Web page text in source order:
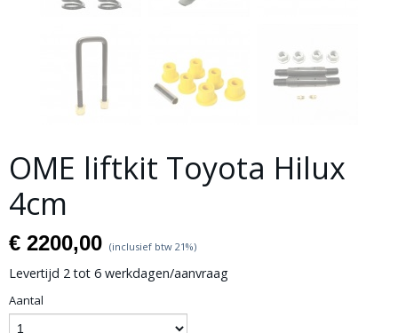
OME liftkit Toyota Hilux
4cm
€ 2200,00 (inclusief btw 21%)
Levertijd 2 tot 6 werkdagen/aanvraag
Aantal